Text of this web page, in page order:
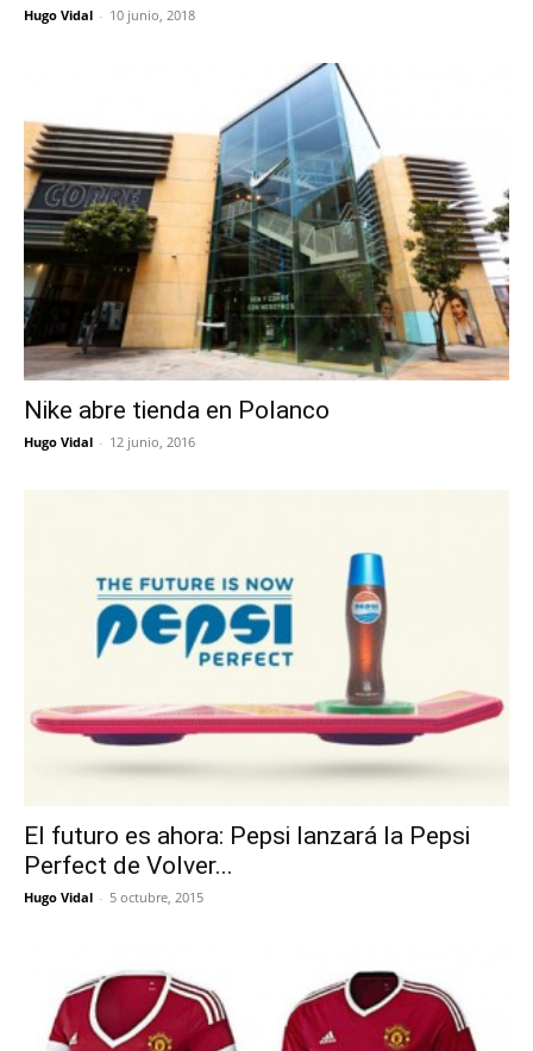
Hugo Vidal - 10 junio, 2018
Nike abre tienda en Polanco
Hugo Vidal - 12 junio, 2016
El futuro es ahora: Pepsi lanzará la Pepsi
Perfect de Volver...
Hugo Vidal - 5 octubre, 2015